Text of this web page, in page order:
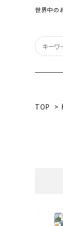
世界中の
TOP >